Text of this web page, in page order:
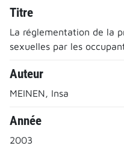
Titre
La réglementation de la
sexuelles par les
Auteur
MEINEN, Insa
Année
2003